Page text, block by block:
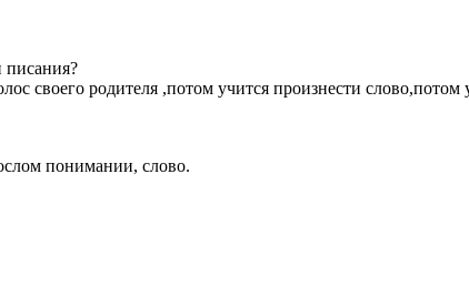
писания?
своего родителя ,потом учится произнести слово,потом
понимании, слово.